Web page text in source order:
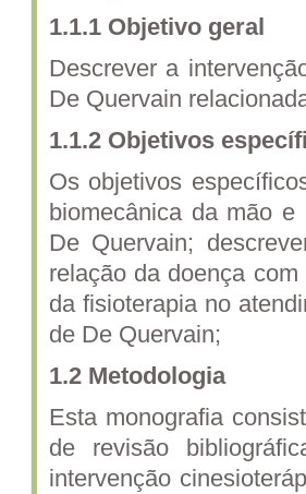
1.1.1 Objetivo geral
Descrever a
De Quervain
1.1.2 Objetivos
Os objetivos
biomecânica da mão e
De Quervain;
relação da doença
da fisioterapia no
de De Quervain;
1.2 Metodologia
Esta monografia
de revisão
intervenção